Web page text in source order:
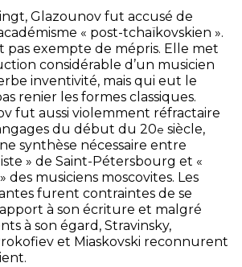
Glazounov fut accusé de
« post-tchaïkovskien ».
pas exempte de mépris. Elle met
considérable d’un musicien
inventivité, mais qui eut le
renier les formes classiques.
fut aussi violemment réfractaire
du début du 20e siècle,
synthèse nécessaire entre
» de Saint-Pétersbourg et «
des musiciens moscovites. Les
furent contraintes de se
à son écriture et malgré
à son égard, Stravinsky,
et Miaskovski reconnurent